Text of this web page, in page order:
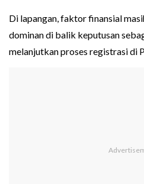
Di lapangan, faktor finansial
dominan di balik keputusan
melanjutkan proses registrasi di